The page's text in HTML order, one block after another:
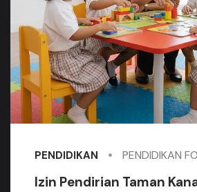
PENDIDIKAN PENDIDIKAN
Izin Pendirian Taman